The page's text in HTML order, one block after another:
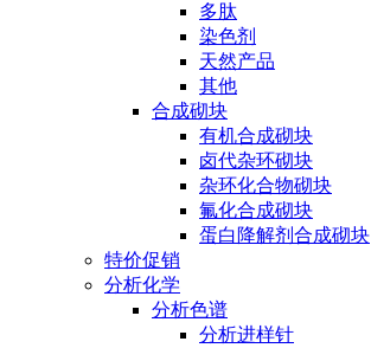
多肽
染色剂
天然产品
其他
合成砌块
有机合成砌块
卤代杂环砌块
杂环化合物砌块
氟化合成砌块
蛋白降解剂合成砌块
特价促销
分析化学
分析色谱
分析进样针